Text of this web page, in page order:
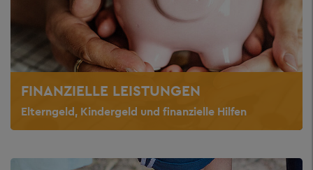
FINANZIELLE LEISTUNGEN
Elterngeld, Kindergeld und finanzielle Hilfen